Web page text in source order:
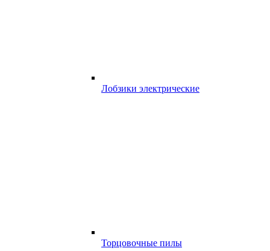
Лобзики электрические
Торцовочные пилы